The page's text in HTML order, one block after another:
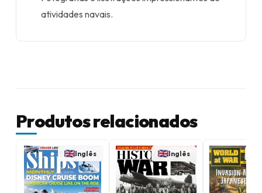
atividades navais.
Produtos relacionados
Inglês Inglês